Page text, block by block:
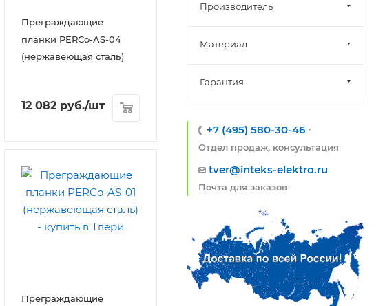
Преграждающие
планки PERCo-AS-04
(нержавеющая сталь)
12 082 руб./шт
Преграждающие
Производитель
Материал
Гарантия
+7 (495) 580-30-46
Отдел продаж, консультация
tver@inteks-elektro.ru
Почта для заказов